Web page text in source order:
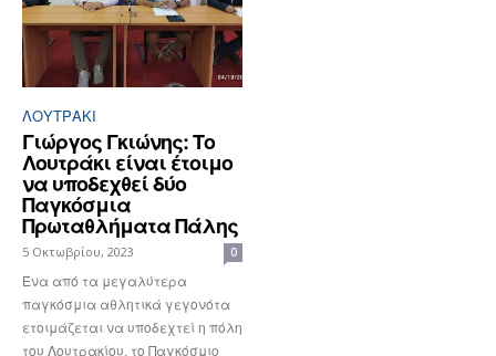
ΛΟΥΤΡΆΚΙ
Γιώργος Γκιώνης: Το
Λουτράκι είναι έτοιμο
να υποδεχθεί δύο
Παγκόσμια
Πρωταθλήματα Πάλης
5 Οκτωβρίου, 2023 0
Ένα από τα μεγαλύτερα
παγκόσμια αθλητικά γεγονότα
ετοιμάζεται να υποδεχτεί η πόλη
του Λουτρακίου, το Παγκόσμιο